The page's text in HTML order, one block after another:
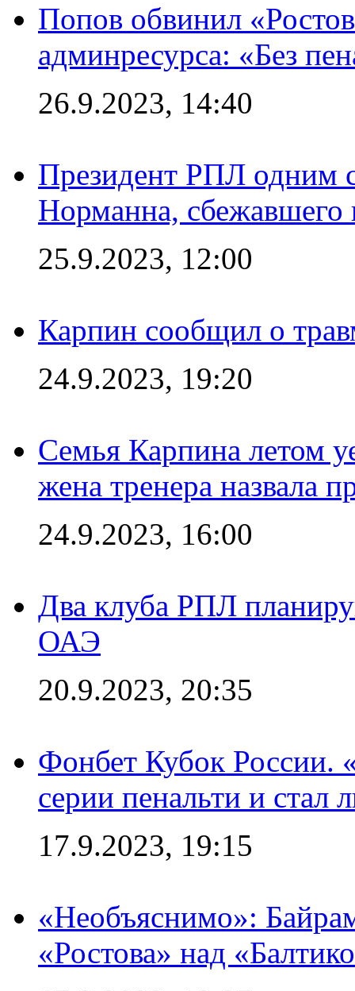
Попов обвинил
админресурса: «Без
26.9.2023, 14:40
Президент РПЛ одним
Норманна, сбежавшего
25.9.2023, 12:00
Карпин сообщил о
24.9.2023, 19:20
Семья Карпина летом
жена тренера назвала
24.9.2023, 16:00
Два клуба РПЛ
ОАЭ
20.9.2023, 20:35
Фонбет Кубок России.
серии пенальти и стал
17.9.2023, 19:15
«Необъяснимо»:
«Ростова» над